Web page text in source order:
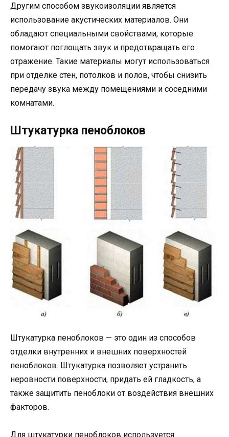
Другим способом звукоизоляции является
использование акустических материалов. Они
обладают специальными свойствами, которые
помогают поглощать звук и предотвращать его
отражение. Такие материалы могут использоваться
при отделке стен, потолков и полов, чтобы снизить
передачу звука между помещениями и соседними
комнатами.
Штукатурка пеноблоков
Штукатурка пеноблоков — это один из способов
отделки внутренних и внешних поверхностей
пеноблоков. Штукатурка позволяет устранить
неровности поверхности, придать ей гладкость, а
также защитить пеноблоки от воздействия внешних
факторов.
Для штукатурки пеноблоков используется